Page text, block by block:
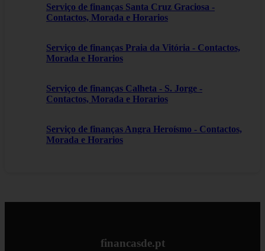
Serviço de finanças Santa Cruz Graciosa -
Contactos, Morada e Horarios
Serviço de finanças Praia da Vitória - Contactos,
Morada e Horarios
Serviço de finanças Calheta - S. Jorge -
Contactos, Morada e Horarios
Serviço de finanças Angra Heroísmo - Contactos,
Morada e Horarios
financasde.pt